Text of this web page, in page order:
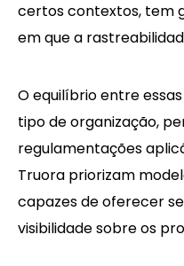
certos contextos, tem
em que a
O equilíbrio entre
tipo de organização,
regulamentações
Truora priorizam
capazes de oferecer
visibilidade sobre os